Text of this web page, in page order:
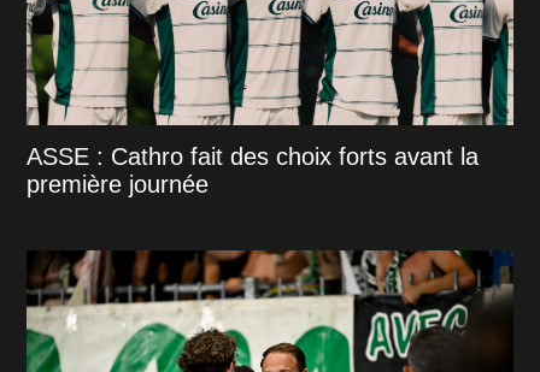
ASSE : Cathro fait des choix forts avant la
première journée